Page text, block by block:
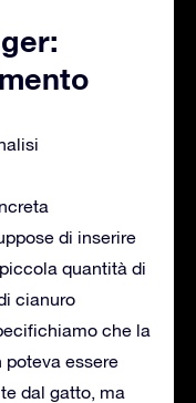
di inserire
quantità di
cianuro
che la
essere
dal gatto, ma